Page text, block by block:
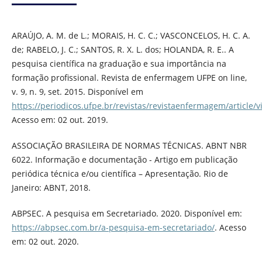
ARAÚJO, A. M. de L.; MORAIS, H. C. C.; VASCONCELOS, H. C. A.
de; RABELO, J. C.; SANTOS, R. X. L. dos; HOLANDA, R. E.. A
pesquisa científica na graduação e sua importância na
formação profissional. Revista de enfermagem UFPE on line,
v. 9, n. 9, set. 2015. Disponível em
https://periodicos.ufpe.br/revistas/revistaenfermagem/article/
Acesso em: 02 out. 2019.
ASSOCIAÇÃO BRASILEIRA DE NORMAS TÉCNICAS. ABNT NBR
6022. Informação e documentação - Artigo em publicação
periódica técnica e/ou científica – Apresentação. Rio de
Janeiro: ABNT, 2018.
ABPSEC. A pesquisa em Secretariado. 2020. Disponível em:
https://abpsec.com.br/a-pesquisa-em-secretariado/. Acesso
em: 02 out. 2020.